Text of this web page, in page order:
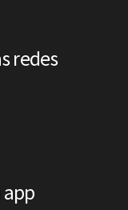
redes
app